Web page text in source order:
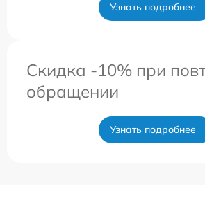
Узнать подробнее
Скидка -10% при
обращении
Узнать подробнее